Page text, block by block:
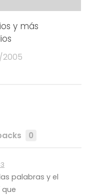
y más
0
palabras y el